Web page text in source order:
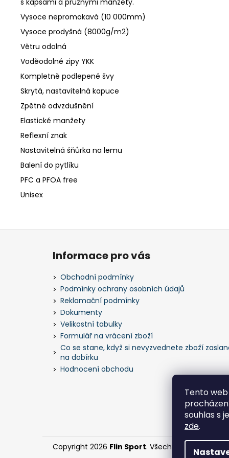
Tento
souhlas s
zde.
s kapsami a pružnými manžety.
Vysoce nepromokavá (10 000mm)
Vysoce prodyšná (8000g/m2)
Větru odolná
Voděodolné zipy YKK
Kompletně podlepené švy
Skrytá, nastavitelná kapuce
Zpětné odvzdušnění
Elastické manžety
Reflexní znak
Nastavitelná šňůrka na lemu
Balení do pytlíku
PFC a PFOA free
Unisex
Z
Informace pro vás
Obchodní podmínky
Podmínky ochrany osobních údajů
Reklamační podmínky
Dokumenty
Velikostní tabulky
Formulář na vrácení zboží
Co se stane, když si nevyzvednete zboží
na dobírku
Hodnocení obchodu
Copyright 2026 Flin Sport. Všechna práva